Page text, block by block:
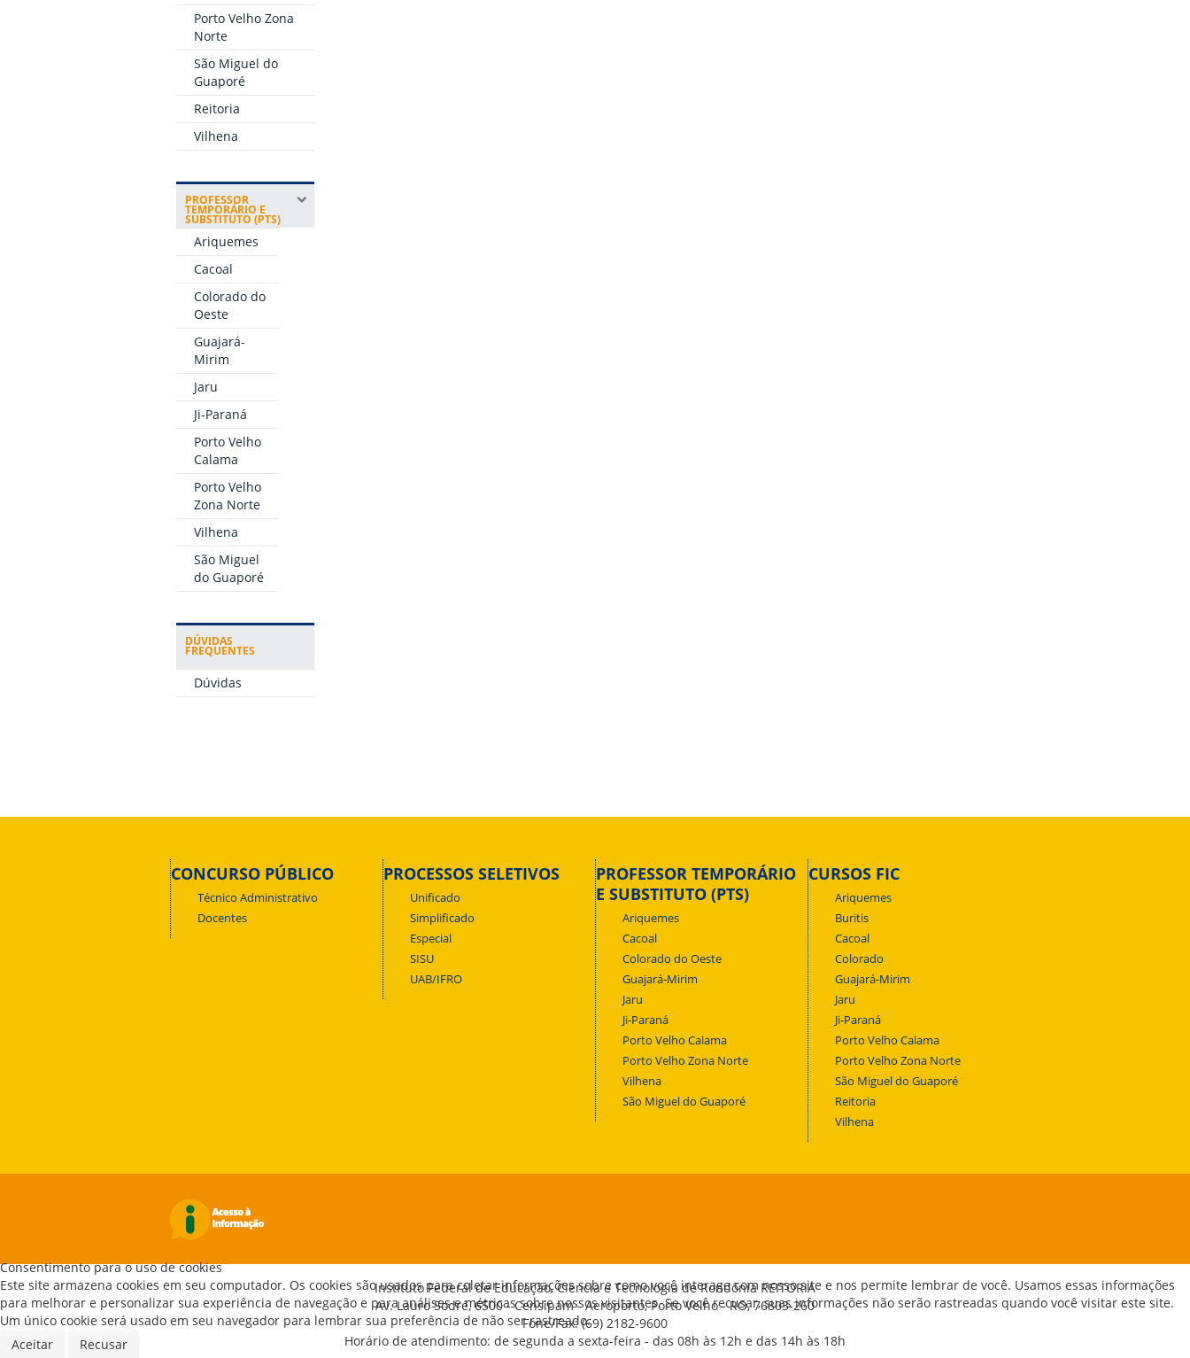
Porto Velho Zona
Norte
São Miguel do
Guaporé
Reitoria
Vilhena
PROFESSOR
TEMPORÁRIO E
SUBSTITUTO (PTS)
Ariquemes
Cacoal
Colorado do
Oeste
Guajará-
Mirim
Jaru
Ji-Paraná
Porto Velho
Calama
Porto Velho
Zona Norte
Vilhena
São Miguel
do Guaporé
DÚVIDAS
FREQUENTES
Dúvidas
CONCURSO PÚBLICO
Técnico Administrativo
Docentes
PROCESSOS SELETIVOS
Unificado
Simplificado
Especial
SISU
UAB/IFRO
PROFESSOR TEMPORÁRIO
E SUBSTITUTO (PTS)
Ariquemes
Cacoal
Colorado do Oeste
Guajará-Mirim
Jaru
Ji-Paraná
Porto Velho Calama
Porto Velho Zona Norte
Vilhena
São Miguel do Guaporé
CURSOS FIC
Ariquemes
Buritis
Cacoal
Colorado
Guajará-Mirim
Jaru
Ji-Paraná
Porto Velho Calama
Porto Velho Zona Norte
São Miguel do Guaporé
Reitoria
Vilhena
Instituto Federal de Educação, Ciência e Tecnologia de Rondônia REITORIA
Av. Lauro Sodré, 6500 - Censipam - Aeroporto, Porto Velho - RO, 76803-260
Fone/Fax: (69) 2182-9600
Horário de atendimento: de segunda a sexta-feira - das 08h às 12h e das 14h às 18h
Consentimento para o uso de cookies
Este site armazena cookies em seu computador. Os cookies são usados para coletar informações sobre como você interage com nosso site e nos permite lembrar de você. Usamos essas informações
para melhorar e personalizar sua experiência de navegação e para análises e métricas sobre nossos visitantes. Se você recusar, suas informações não serão rastreadas quando você visitar este site.
Um único cookie será usado em seu navegador para lembrar sua preferência de não ser rastreado.
Aceitar
Recusar